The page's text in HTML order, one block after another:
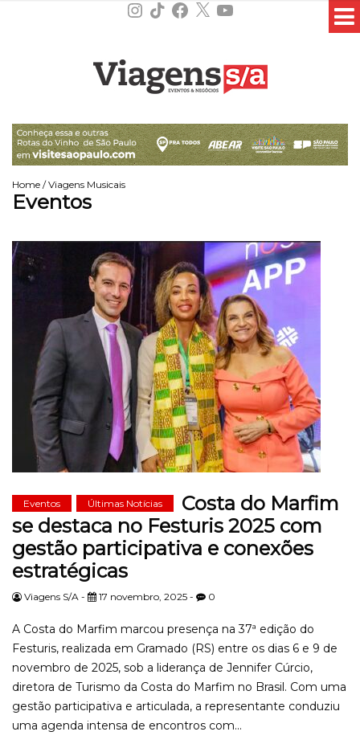
Instagram
TikTokFacebook
X YouTube
Home /Viagens Musicais
Eventos
Eventos Últimas Notícias
Costa do Marfim
se destaca no Festuris 2025 com
gestão participativa e conexões
estratégicas
Viagens S/A - 17 novembro, 2025 - 0
A Costa do Marfim marcou presença na 37ª edição do
Festuris, realizada em Gramado (RS) entre os dias 6 e 9 de
novembro de 2025, sob a liderança de Jennifer Cúrcio,
diretora de Turismo da Costa do Marfim no Brasil. Com uma
gestão participativa e articulada, a representante conduziu
uma agenda intensa de encontros com...